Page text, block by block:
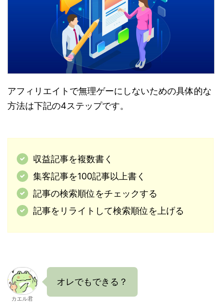
アフィリエイトで無理ゲーにしないための具体的な
方法は下記の4ステップです。
収益記事を複数書く
集客記事を100記事以上書く
記事の検索順位をチェックする
記事をリライトして検索順位を上げる
カエル君
オレでもできる？